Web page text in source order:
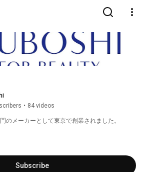
• 84 videos
のメーカーとして東京で創業されました。
Subscribe